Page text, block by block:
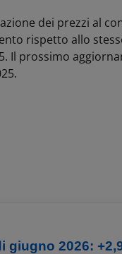
dei prezzi al
rispetto allo
Il prossimo
2026: